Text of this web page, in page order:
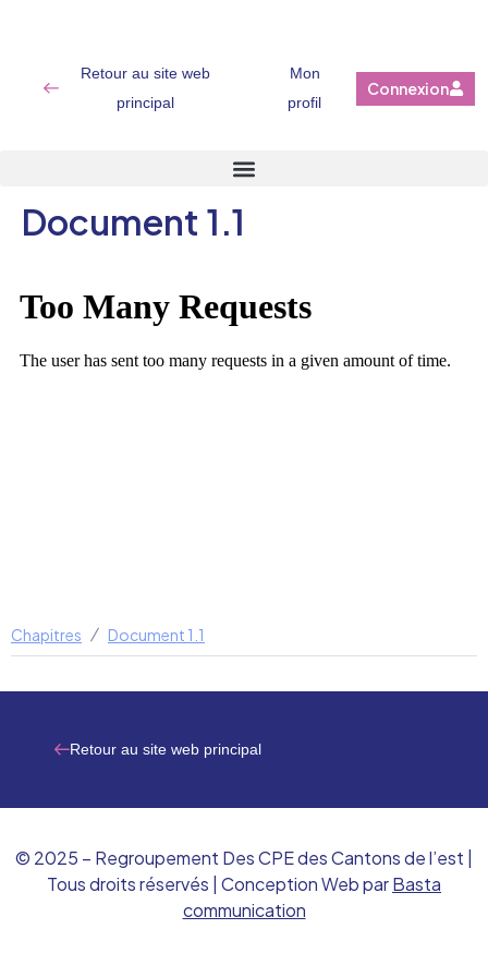
Retour au site web
principal
Mon
profil
Connexion
Document 1.1
Chapitres Document 1.1
Retour au site web principal
© 2025 – Regroupement Des CPE des Cantons de l’est |
Tous droits réservés | Conception Web parBasta
communication